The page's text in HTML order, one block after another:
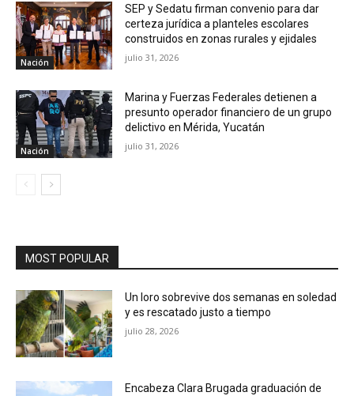
Nación
SEP y Sedatu firman convenio para dar
certeza jurídica a planteles escolares
construidos en zonas rurales y ejidales
julio 31, 2026
Nación
Marina y Fuerzas Federales detienen a
presunto operador financiero de un grupo
delictivo en Mérida, Yucatán
julio 31, 2026
MOST POPULAR
Un loro sobrevive dos semanas en soledad
y es rescatado justo a tiempo
julio 28, 2026
Encabeza Clara Brugada graduación de